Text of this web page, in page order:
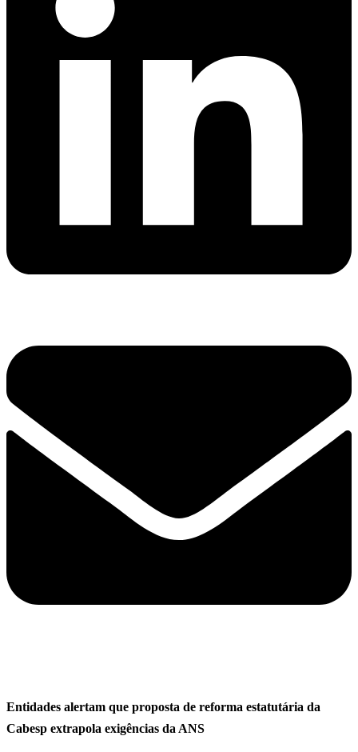
Entidades alertam que proposta de reforma estatutária da
Cabesp extrapola exigências da ANS